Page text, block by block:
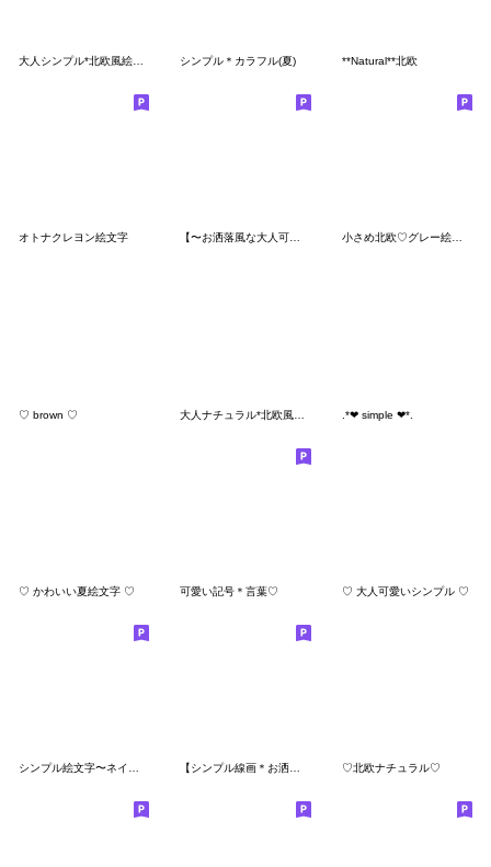
シンプル＊カラフル(夏) **Natural**北欧
オトナクレヨン絵文字 【〜お洒落風な大人可愛い装飾＊絵文字〜】 小さめ北欧♡グレー絵文字
♡ brown ♡ .*❤︎ simple ❤︎*.
♡ かわいい夏絵文字 ♡ 可愛い記号＊言葉♡ ♡ 大人可愛いシンプル ♡
シンプル絵文字〜ネイビーcolor〜 【シンプル線画＊お洒落絵文字】 ♡北欧ナチュラル♡